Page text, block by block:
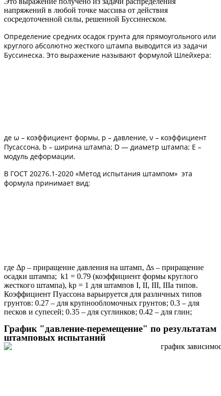
напряжений в любой точке массива от действия
сосредоточенной силы, решенной Буссинеском.
Определение средних осадок грунта для прямоугольного или
круглого абсолютно жесткого штампа выводится из задачи
Буссинеска. Это выражение называют формулой Шлейхера:
де ω – коэффициент формы, p – давление, ν – коэффициент
Пусассона, b – ширина штампа; D — диаметр штампа; E –
модуль деформации.
В ГОСТ 20276.1-2020 «Метод испытания штампом» эта
формула принимает вид:
где Δp – приращение давления на штамп, Δs – приращение
осадки штампа; k1 = 0.79 (коэффициент формы круглого
жесткого штампа), kp = 1 для штампов I, II, III, IIIa типов.
Коэффициент Пуассона варьируется для различных типов
грунтов: 0.27 – для крупнообломочных грунтов; 0.3 – для
песков и супесей; 0.35 – для суглинков; 0.42 – для глин;
График "давление-перемещение" по результатам
штамповых испытаний